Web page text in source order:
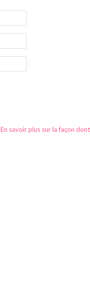
En savoir plus sur la façon